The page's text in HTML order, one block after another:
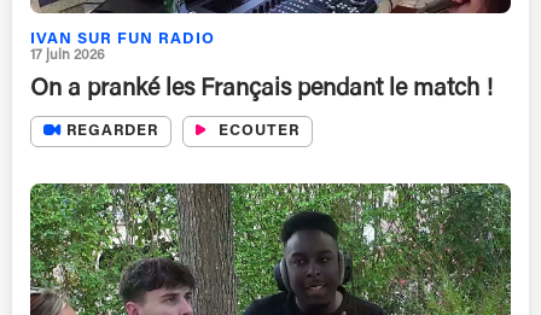
IVAN SUR FUN RADIO
17 juin 2026
On a pranké les Français pendant le match !
REGARDER ECOUTER